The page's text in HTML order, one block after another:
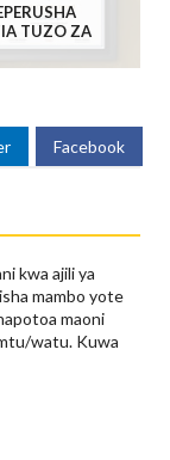
TUZO ZA
Facebook
kwa ajili ya
mambo yote
maoni
watu. Kuwa